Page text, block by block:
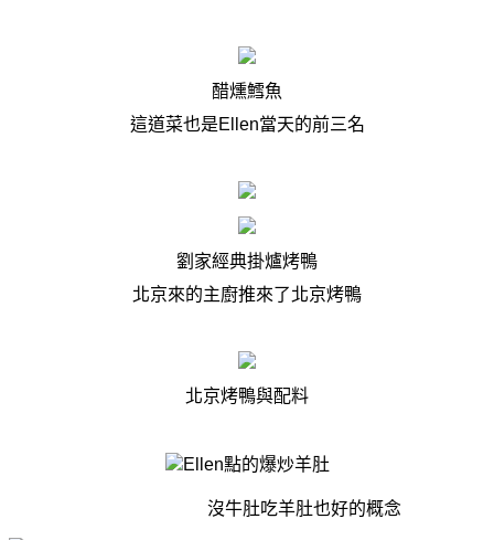
醋燻鱈魚
這道菜也是Ellen當天的前三名
劉家經典掛爐烤鴨
北京來的主廚推來了北京烤鴨
北京烤鴨與配料
Ellen點的爆炒羊肚
沒牛肚吃羊肚也好的概念